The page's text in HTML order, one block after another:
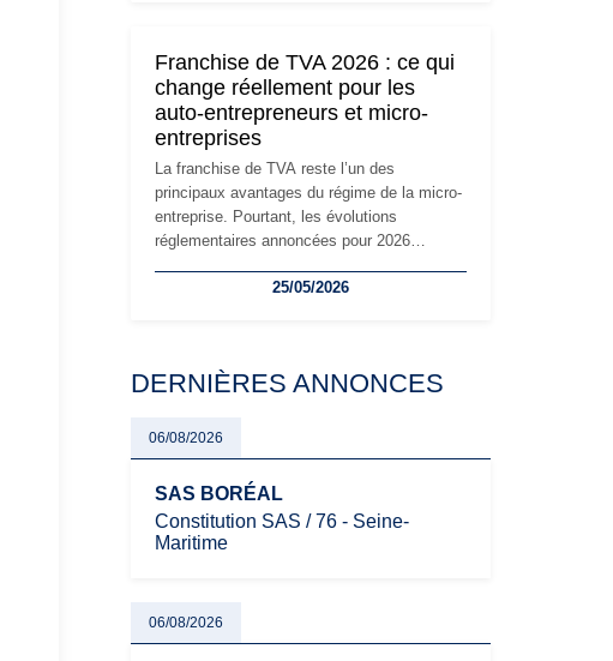
réglementaire plus exigeant. Décryptage des
principaux changements et des précautions
à prendre pour éviter les mauvaises
surprises.
Franchise de TVA 2026 : ce qui
change réellement pour les
auto-entrepreneurs et micro-
entreprises
La franchise de TVA reste l’un des
principaux avantages du régime de la micro-
entreprise. Pourtant, les évolutions
réglementaires annoncées pour 2026
les auto-entrepreneurs, artisans et
évoluent dans un contexte de contrôle
oblige les indépendants à rester
particulièrement vigilants.
25/05/2026
DERNIÈRES ANNONCES
06/08/2026
SAS BORÉAL
Constitution SAS / 76 - Seine-
Maritime
06/08/2026